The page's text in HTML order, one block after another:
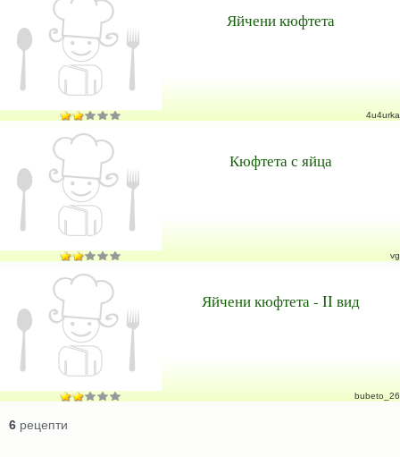
Яйчени кюфтета
4u4urka
Кюфтета с яйца
vg
Яйчени кюфтета - II вид
bubeto_26
6 рецепти